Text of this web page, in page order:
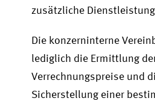
zusätzliche
Die konzerninterne
lediglich die Ermittlung
Verrechnungspreise und
Sicherstellung einer